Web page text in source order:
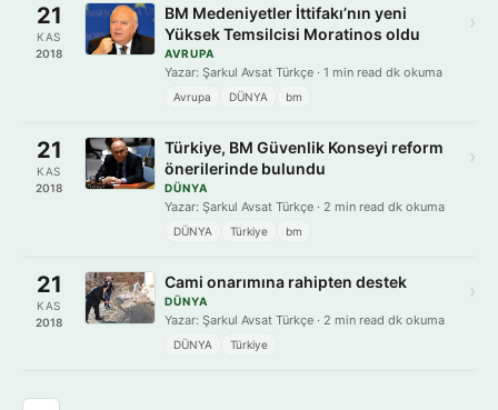
21
KAS
2018
BM Medeniyetler İttifakı’nın yeni
Yüksek Temsilcisi Moratinos oldu
AVRUPA
Yazar: Şarkul Avsat Türkçe · 1 min read dk okuma
Avrupa DÜNYA bm
›
21
KAS
2018
Türkiye, BM Güvenlik Konseyi reform
önerilerinde bulundu
DÜNYA
Yazar: Şarkul Avsat Türkçe · 2 min read dk okuma
DÜNYA Türkiye bm
›
21
KAS
2018
Cami onarımına rahipten destek
DÜNYA
Yazar: Şarkul Avsat Türkçe · 2 min read dk okuma
DÜNYA Türkiye
›